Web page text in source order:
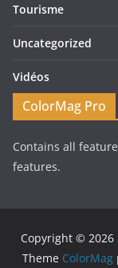
Tourisme
Uncategorized
Vidéos
ColorMag Pro
Contains all
features.
Copyright © 2026
Theme ColorMag